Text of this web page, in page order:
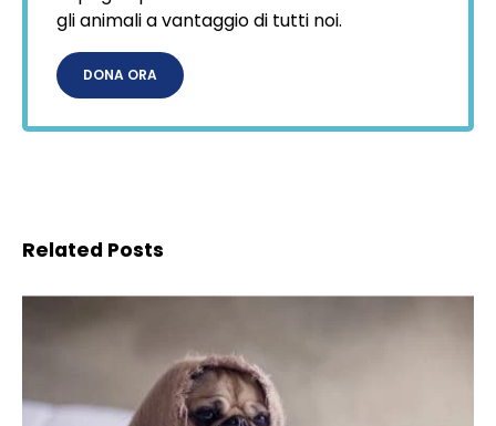
gli animali a vantaggio di tutti noi.
DONA ORA
Related Posts